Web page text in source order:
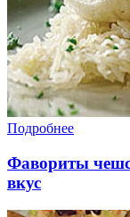
Подробнее
Фавориты
вкус